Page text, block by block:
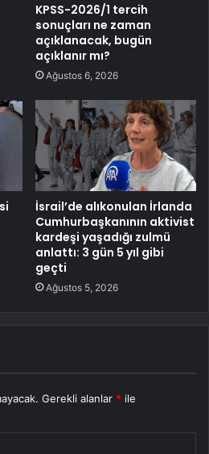
KPSS-2026/1 tercih
sonuçları ne zaman
açıklanacak, bugün
açıklanır mı?
Ağustos 6, 2026
İsrail’de alıkonulan İrlanda
Cumhurbaşkanının aktivist
kardeşi yaşadığı zulmü
anlattı: 3 gün 5 yıl gibi
geçti
Ağustos 5, 2026
Gerekli alanlar * ile